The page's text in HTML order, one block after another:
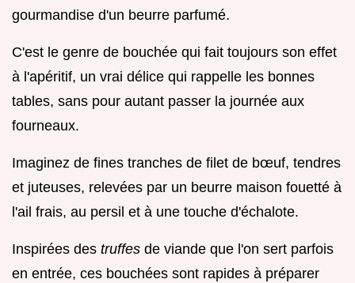
gourmandise d'un beurre parfumé.
C'est le genre de bouchée qui fait toujours son effet
à l'apéritif, un vrai délice qui rappelle les bonnes
tables, sans pour autant passer la journée aux
fourneaux.
Imaginez de fines tranches de filet de bœuf, tendres
et juteuses, relevées par un beurre maison fouetté à
l'ail frais, au persil et à une touche d'échalote.
Inspirées des truffes de viande que l'on sert parfois
en entrée, ces bouchées sont rapides à préparer